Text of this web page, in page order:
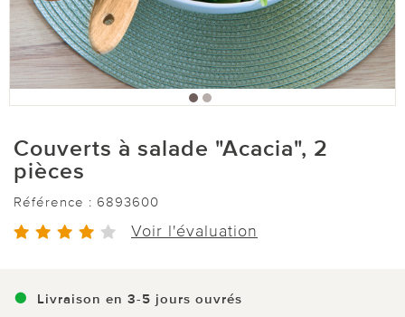
Couverts à salade "Acacia", 2
pièces
Référence : 6893600
Voir l'évaluation
Livraison en 3-5 jours ouvrés